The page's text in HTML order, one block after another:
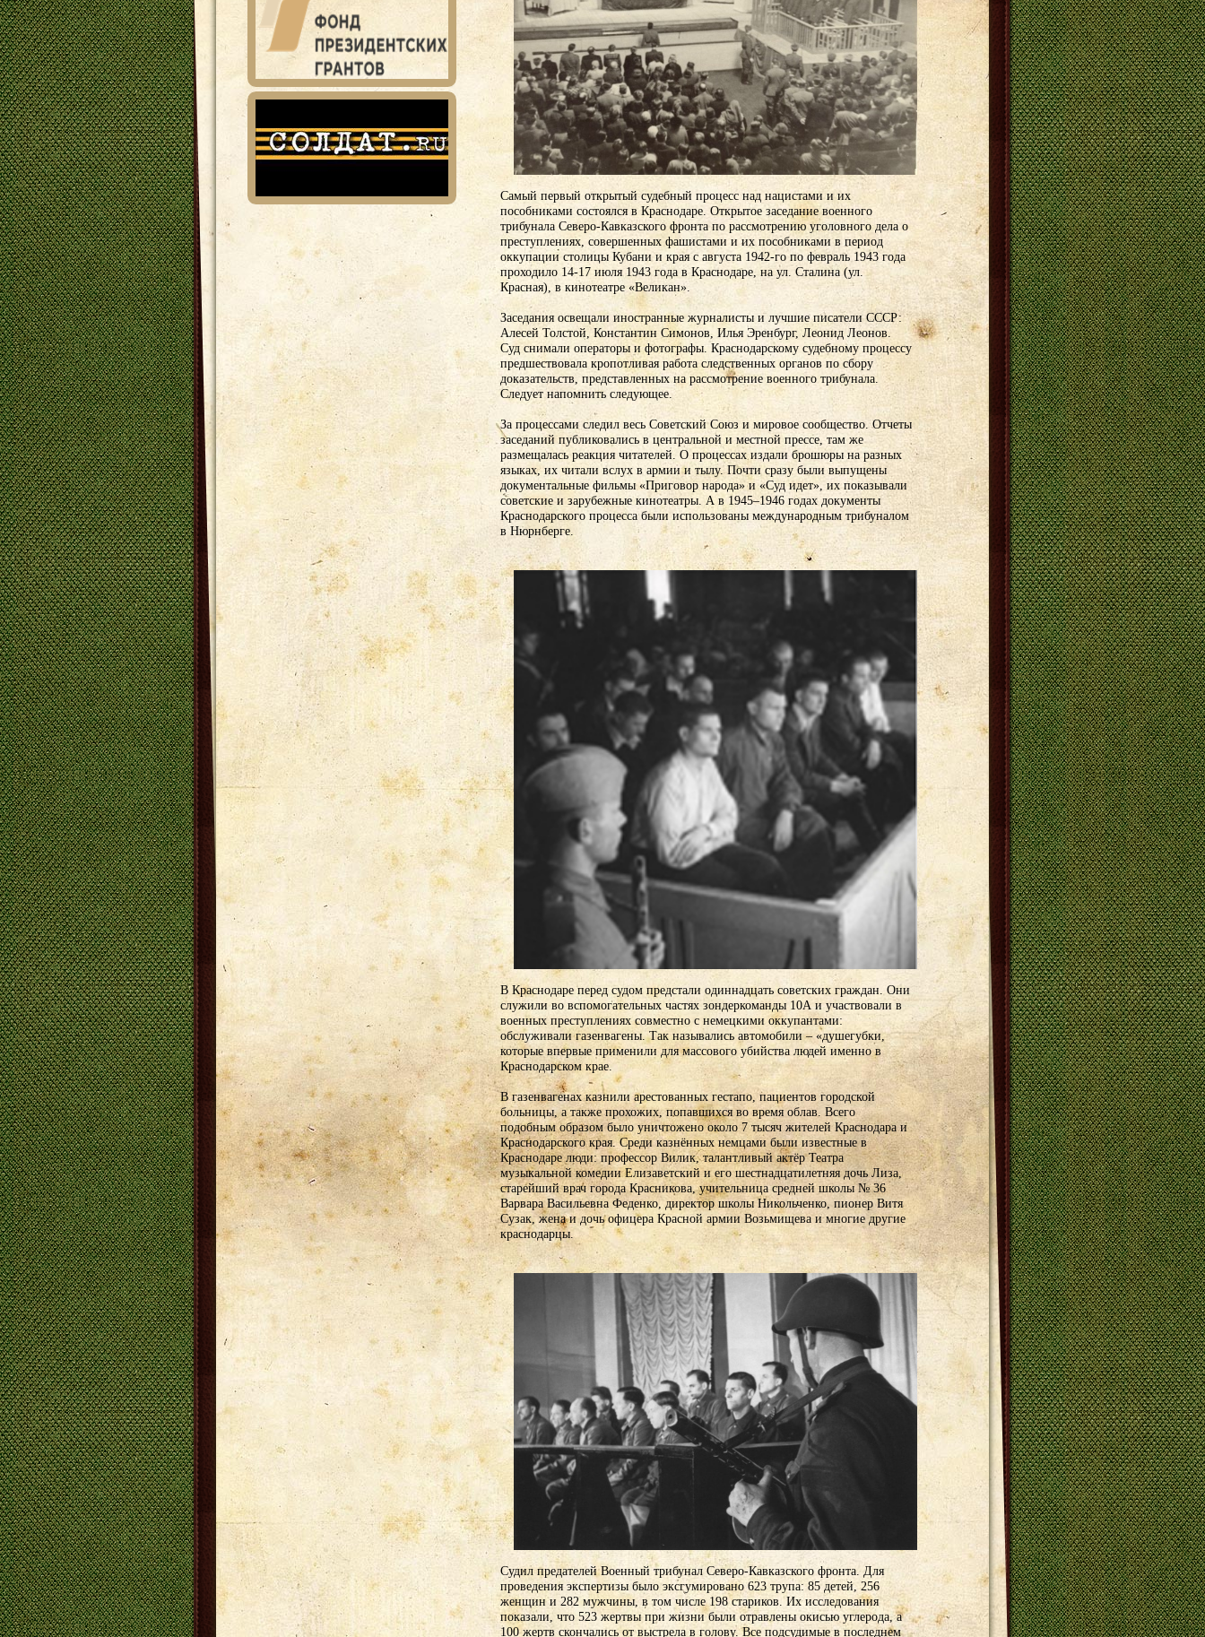
Самый первый открытый судебный процесс над нацистами и их
пособниками состоялся в Краснодаре. Открытое заседание военного
трибунала Северо-Кавказского фронта по рассмотрению уголовного дела о
преступлениях, совершенных фашистами и их пособниками в период
оккупации столицы Кубани и края с августа 1942-го по февраль 1943 года
проходило 14-17 июля 1943 года в Краснодаре, на ул. Сталина (ул.
Красная), в кинотеатре «Великан».
Заседания освещали иностранные журналисты и лучшие писатели СССР:
Алесей Толстой, Константин Симонов, Илья Эренбург, Леонид Леонов.
Суд снимали операторы и фотографы. Краснодарскому судебному процессу
предшествовала кропотливая работа следственных органов по сбору
доказательств, представленных на рассмотрение военного трибунала.
Следует напомнить следующее.
За процессами следил весь Советский Союз и мировое сообщество. Отчеты
заседаний публиковались в центральной и местной прессе, там же
размещалась реакция читателей. О процессах издали брошюры на разных
языках, их читали вслух в армии и тылу. Почти сразу были выпущены
документальные фильмы «Приговор народа» и «Суд идет», их показывали
советские и зарубежные кинотеатры. А в 1945–1946 годах документы
Краснодарского процесса были использованы международным трибуналом
в Нюрнберге.
В Краснодаре перед судом предстали одиннадцать советских граждан. Они
служили во вспомогательных частях зондеркоманды 10А и участвовали в
военных преступлениях совместно с немецкими оккупантами:
обслуживали газенвагены. Так назывались автомобили – «душегубки,
которые впервые применили для массового убийства людей именно в
Краснодарском крае.
В газенвагенах казнили арестованных гестапо, пациентов городской
больницы, а также прохожих, попавшихся во время облав. Всего
подобным образом было уничтожено около 7 тысяч жителей Краснодара и
Краснодарского края. Среди казнённых немцами были известные в
Краснодаре люди: профессор Вилик, талантливый актёр Театра
музыкальной комедии Елизаветский и его шестнадцатилетняя дочь Лиза,
старейший врач города Красникова, учительница средней школы № 36
Варвара Васильевна Феденко, директор школы Никольченко, пионер Витя
Сузак, жена и дочь офицера Красной армии Возьмищева и многие другие
краснодарцы.
Судил предателей Военный трибунал Северо-Кавказского фронта. Для
проведения экспертизы было эксгумировано 623 трупа: 85 детей, 256
женщин и 282 мужчины, в том числе 198 стариков. Их исследования
показали, что 523 жертвы при жизни были отравлены окисью углерода, а
100 жертв скончались от выстрела в голову. Все подсудимые в последнем